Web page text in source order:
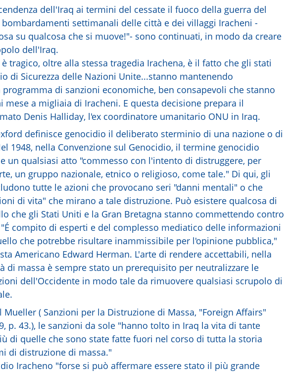
dell'Iraq ai termini del cessate il fuoco della guerra del
bombardamenti settimanali delle città e dei villaggi Iracheni -
su qualcosa che si muove!"- sono continuati, in modo da creare
dell'Iraq.
tragico, oltre alla stessa tragedia Irachena, è il fatto che gli stati
di Sicurezza delle Nazioni Unite...stanno mantenendo
di sanzioni economiche, ben consapevoli che stanno
mese a migliaia di Iracheni. E questa decisione prepara il
Denis Halliday, l'ex coordinatore umanitario ONU in Iraq.
definisce genocidio il deliberato sterminio di una nazione o di
1948, nella Convenzione sul Genocidio, il termine genocidio
un qualsiasi atto "commesso con l'intento di distruggere, per
un gruppo nazionale, etnico o religioso, come tale." Di qui, gli
tutte le azioni che provocano seri "danni mentali" o che
di vita" che mirano a tale distruzione. Può esistere qualcosa di
che gli Stati Uniti e la Gran Bretagna stanno commettendo contro
compito di esperti e del complesso mediatico delle informazioni
che potrebbe risultare inammissibile per l'opinione pubblica,"
Americano Edward Herman. L'arte di rendere accettabili, nella
di massa è sempre stato un prerequisito per neutralizzare le
dell'Occidente in modo tale da rimuovere qualsiasi scrupolo di
Mueller ( Sanzioni per la Distruzione di Massa, "Foreign Affairs"
p. 43.), le sanzioni da sole "hanno tolto in Iraq la vita di tante
di quelle che sono state fatte fuori nel corso di tutta la storia
di distruzione di massa."
Iracheno "forse si può affermare essere stato il più grande